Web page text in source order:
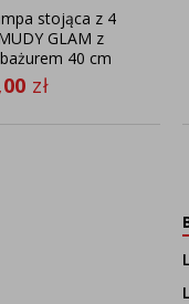
stojąca z 4
GLAM z
40 cm
zł